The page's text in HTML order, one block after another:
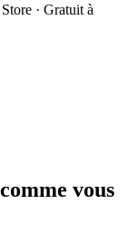
· Gratuit à
vous